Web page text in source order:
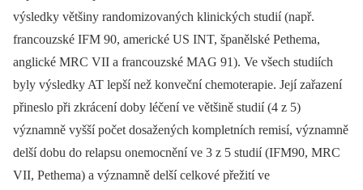
výsledky většiny randomizovaných klinických studií (např.
francouzské IFM 90, americké US INT, španělské Pethema,
anglické MRC VII a francouzské MAG 91). Ve všech studiích
byly výsledky AT lepší než konveční chemoterapie. Její zařazení
přineslo při zkrácení doby léčení ve většině studií (4 z 5)
významně vyšší počet dosažených kompletních remisí, významně
delší dobu do relapsu onemocnění ve 3 z 5 studií (IFM90, MRC
VII, Pethema) a významně delší celkové přežití ve